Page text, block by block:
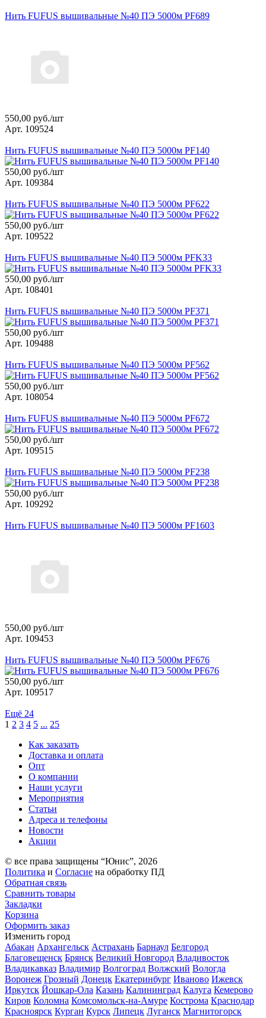
Нить FUFUS вышивальные №40 ПЭ 5000м PF689
550,00 руб./шт
Арт. 109524
Нить FUFUS вышивальные №40 ПЭ 5000м PF140
550,00 руб./шт
Арт. 109384
Нить FUFUS вышивальные №40 ПЭ 5000м PF622
550,00 руб./шт
Арт. 109522
Нить FUFUS вышивальные №40 ПЭ 5000м PFK33
550,00 руб./шт
Арт. 108401
Нить FUFUS вышивальные №40 ПЭ 5000м PF371
550,00 руб./шт
Арт. 109488
Нить FUFUS вышивальные №40 ПЭ 5000м PF562
550,00 руб./шт
Арт. 108054
Нить FUFUS вышивальные №40 ПЭ 5000м PF672
550,00 руб./шт
Арт. 109515
Нить FUFUS вышивальные №40 ПЭ 5000м PF238
550,00 руб./шт
Арт. 109292
Нить FUFUS вышивальные №40 ПЭ 5000м PF1603
550,00 руб./шт
Арт. 109453
Нить FUFUS вышивальные №40 ПЭ 5000м PF676
550,00 руб./шт
Арт. 109517
Ещё 24
1 2 3 4 5 ... 25
Как заказать
Доставка и оплата
Опт
О компании
Наши услуги
Мероприятия
Статьи
Адреса и телефоны
Новости
Акции
© все права защищены “Юнис”, 2026
Политика и Согласие на обработку ПД
Обратная связь
Сравнить товары
Закладки
Корзина
Оформить заказ
Изменить город
Абакан Архангельск Астрахань Барнаул Белгород
Благовещенск Брянск Великий Новгород Владивосток
Владикавказ Владимир Волгоград Волжский Вологда
Воронеж Грозный Донецк Екатеринбург Иваново Ижевск
Иркутск Йошкар-Ола Казань Калининград Калуга Кемерово
Киров Коломна Комсомольск-на-Амуре Кострома Краснодар
Красноярск Курган Курск Липецк Луганск Магнитогорск